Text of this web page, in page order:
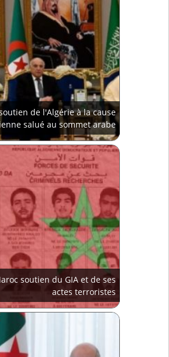
de l'Algérie à la cause
salué au sommet arabe
soutien du GIA et de ses
actes terroristes